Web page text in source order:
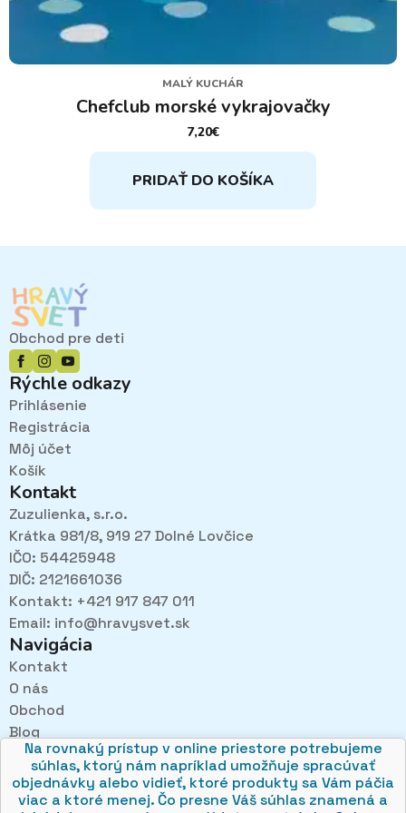
Pri návštevách kamenného obchodu pozorne
načúvame malým aj veľkým, aby sme zistili, čo sa Vám
v obchode páči najviac a mohli sa tak posúvať vpred.
Na rovnaký prístup v online priestore potrebujeme
súhlas, ktorý nám napríklad umožňuje spracúvať
objednávky alebo vidieť, ktoré produkty sa Vám páčia
viac a ktoré menej. Čo presne Váš súhlas znamená a
MALÝ KUCHÁR
Chefclub morské vykrajovačky
7,20€
PRIDAŤ DO KOŠÍKA
Obchod pre deti
Rýchle odkazy
Prihlásenie
Registrácia
Môj účet
Košík
Kontakt
Zuzulienka, s.r.o.
Krátka 981/8, 919 27 Dolné Lovčice
IČO: 54425948
DIČ: 2121661036
Kontakt: +421 917 847 011
Email: info@hravysvet.sk
Navigácia
Kontakt
O nás
Obchod
Blog
Obchodné podmienky
Ochrana osobných údajov